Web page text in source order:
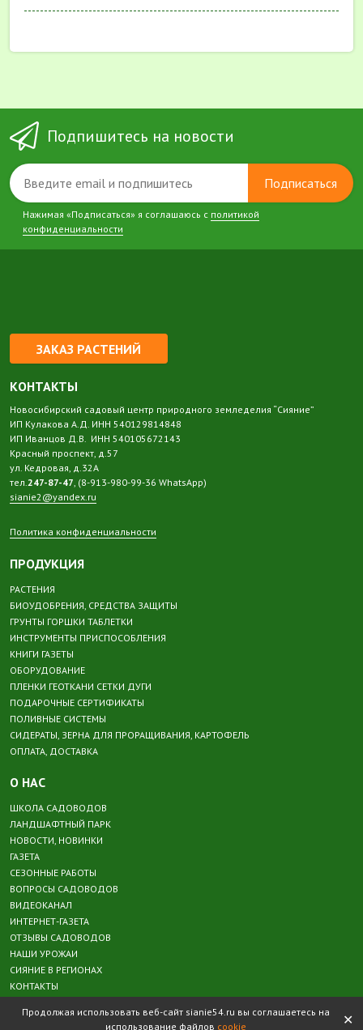
Подпишитесь на новости
Подписаться
Нажимая «Подписаться» я соглашаюсь с политикой
конфиденциальности
ЗАКАЗ РАСТЕНИЙ
КОНТАКТЫ
Новосибирский садовый центр природного земледелия “Сияние”
ИП Кулакова А.Д. ИНН 540129814848
ИП Иванцов Д.В. ИНН 540105672143
Красный проспект, д.57
ул. Кедровая, д.32А
тел.247-87-47, (8-913-980-99-36 WhatsApp)
sianie2@yandex.ru
Политика конфиденциальности
ПРОДУКЦИЯ
РАСТЕНИЯ
БИОУДОБРЕНИЯ, СРЕДСТВА ЗАЩИТЫ
ГРУНТЫ ГОРШКИ ТАБЛЕТКИ
ИНСТРУМЕНТЫ ПРИСПОСОБЛЕНИЯ
КНИГИ ГАЗЕТЫ
ОБОРУДОВАНИЕ
ПЛЕНКИ ГЕОТКАНИ СЕТКИ ДУГИ
ПОДАРОЧНЫЕ СЕРТИФИКАТЫ
ПОЛИВНЫЕ СИСТЕМЫ
СИДЕРАТЫ, ЗЕРНА ДЛЯ ПРОРАЩИВАНИЯ, КАРТОФЕЛЬ
ОПЛАТА, ДОСТАВКА
О НАС
ШКОЛА САДОВОДОВ
ЛАНДШАФТНЫЙ ПАРК
НОВОСТИ, НОВИНКИ
ГАЗЕТА
СЕЗОННЫЕ РАБОТЫ
ВОПРОСЫ САДОВОДОВ
ВИДЕОКАНАЛ
ИНТЕРНЕТ-ГАЗЕТА
ОТЗЫВЫ САДОВОДОВ
НАШИ УРОЖАИ
СИЯНИЕ В РЕГИОНАХ
КОНТАКТЫ
✕
Продолжая использовать веб-сайт sianie54.ru вы соглашаетесь на
использование файлов cookie